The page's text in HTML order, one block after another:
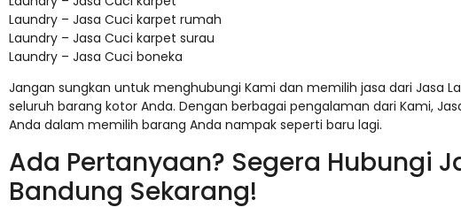
Laundry – Jasa Cuci karpet rumah
Laundry – Jasa Cuci karpet surau
Laundry – Jasa Cuci boneka
Jangan sungkan untuk menghubungi Kami dan memilih jasa dari Jasa
seluruh barang kotor Anda. Dengan berbagai pengalaman dari Kami,
Anda dalam memilih barang Anda nampak seperti baru lagi.
Ada Pertanyaan? Segera Hubungi
Bandung Sekarang!